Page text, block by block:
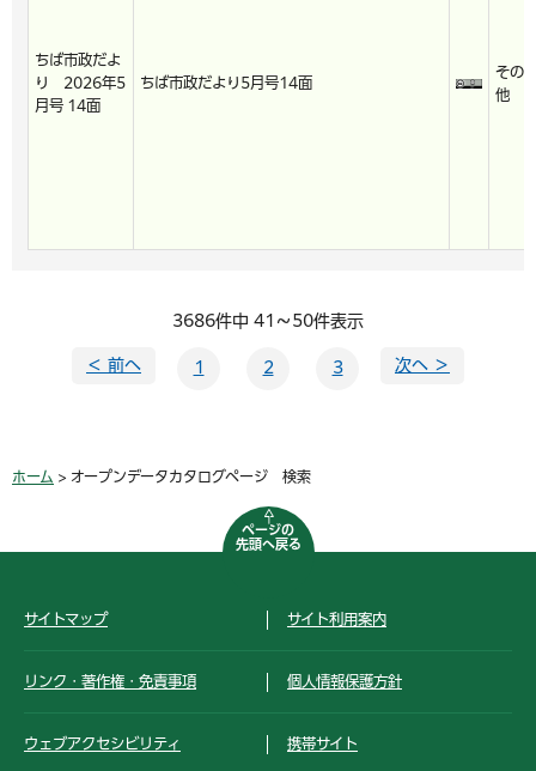
ちば市政だよ
り 2026年5
月号 14面
ちば市政だより5月号14面
その
他
3686件中 41～50件表示
＜ 前へ 1 2 3 次へ ＞
ホーム > オープンデータカタログページ 検索
ページの
先頭へ戻る
サイトマップ サイト利用案内
リンク・著作権・免責事項 個人情報保護方針
ウェブアクセシビリティ 携帯サイト